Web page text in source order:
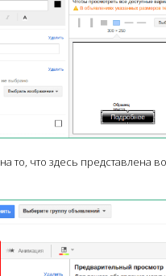
то, что здесь представлена